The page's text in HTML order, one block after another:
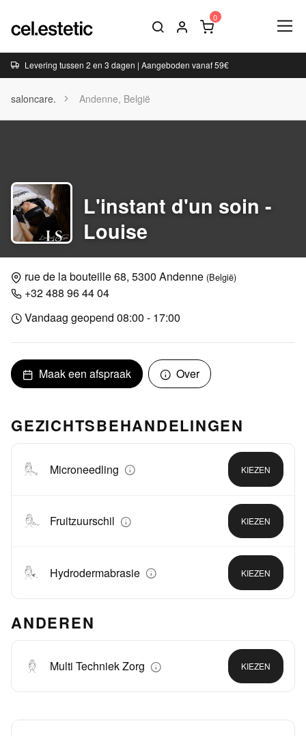
Levering tussen 2 en 3 dagen | Aangeboden vanaf 59€
saloncare. Andenne, België
L'instant d'un soin -
Louise
rue de la bouteille 68, 5300 Andenne (België)
+32 488 96 44 04
Vandaag geopend 08:00 - 17:00
Maak een afspraak Over
GEZICHTSBEHANDELINGEN
Microneedling KIEZEN
Fruitzuurschil KIEZEN
Hydrodermabrasie KIEZEN
ANDEREN
Multi Techniek Zorg KIEZEN